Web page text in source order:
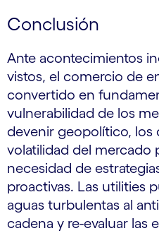
Conclusión
Ante acontecimientos
vistos, el comercio de
convertido en
vulnerabilidad de los
devenir geopolítico, los
volatilidad del mercado
necesidad de
proactivas. Las utilities
aguas turbulentas al
cadena y re-evaluar las